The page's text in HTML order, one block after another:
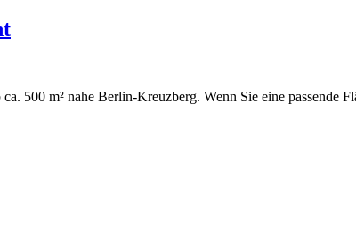
500 m² nahe Berlin-Kreuzberg. Wenn Sie eine